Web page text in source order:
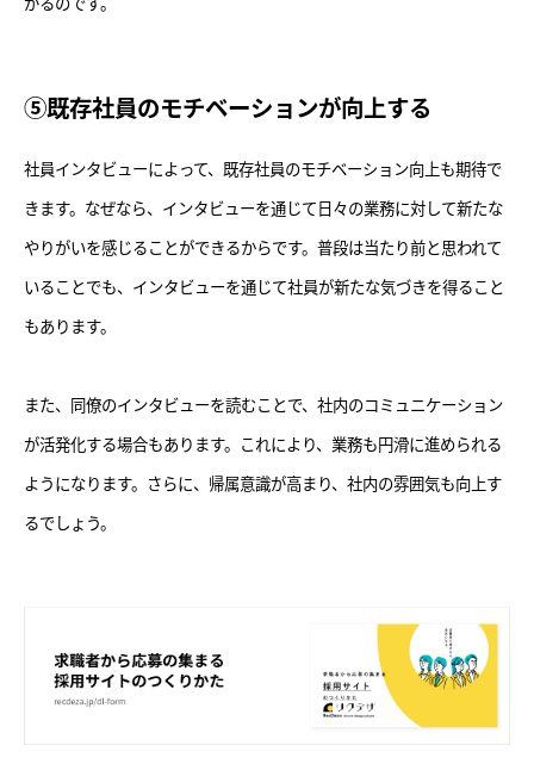
⑤既存社員のモチベーションが向上する
社員インタビューによって、既存社員のモチベーション向上も期待で
きます。なぜなら、インタビューを通じて日々の業務に対して新たな
やりがいを感じることができるからです。普段は当たり前と思われて
いることでも、インタビューを通じて社員が新たな気づきを得ること
もあります。
また、同僚のインタビューを読むことで、社内のコミュニケーション
が活発化する場合もあります。これにより、業務も円滑に進められる
ようになります。さらに、帰属意識が高まり、社内の雰囲気も向上す
るでしょう。